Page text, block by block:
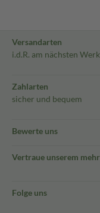
Versandarten
i.d.R. am nächsten
Zahlarten
sicher und bequem
Bewerte uns
Vertraue unserem
Folge uns